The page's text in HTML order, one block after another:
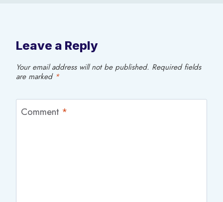
Leave a Reply
Your email address will not be published. Required fields
are marked *
Comment *